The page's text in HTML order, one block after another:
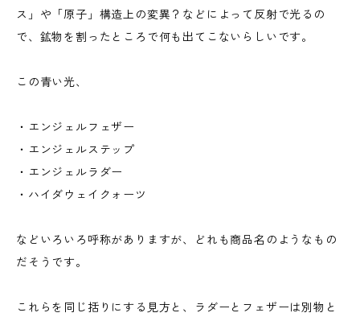
ス」や「原子」構造上の変異？などによって反射で光るの
で、鉱物を割ったところで何も出てこないらしいです。
この青い光、
・エンジェルフェザー
・エンジェルステップ
・エンジェルラダー
・ハイダウェイクォーツ
などいろいろ呼称がありますが、どれも商品名のようなもの
だそうです。
これらを同じ括りにする見方と、ラダーとフェザーは別物と